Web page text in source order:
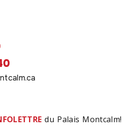
du Palais Montcalm!